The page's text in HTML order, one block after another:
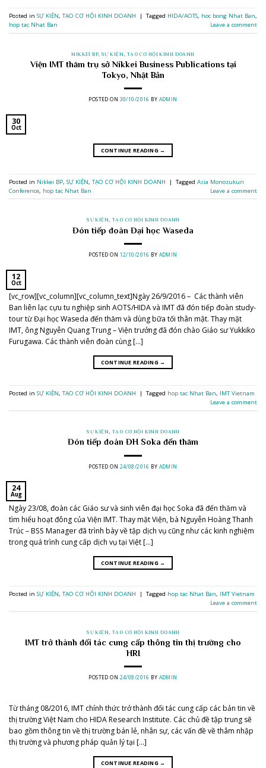
Posted in SỰ KIỆN, TẠO CƠ HỘI KINH DOANH | Tagged HIDA/AOTS, hoc bong Nhat Ban,
hop tac Nhat Ban
Leave a comment
NIKKEI BP, SỰ KIỆN TẠO CƠ HỘI KINH DOANH
Viện IMT thăm trụ sở Nikkei Business Publications tại
Tokyo, Nhật Bản
POSTED ON 30/10/2016 BY ADMIN
30
Oct
CONTINUE READING →
Posted in Nikkei BP, SỰ KIỆN, TẠO CƠ HỘI KINH DOANH | Tagged Asia Monozukuri
Conference, hop tac Nhat Ban Leave a comment
SỰ KIỆN , TẠO CƠ HỘI KINH DOANH
Đón tiếp đoàn Đại học Waseda
POSTED ON 12/10/2016 BY ADMIN
12
Oct
[vc_row][vc_column][vc_column_text]Ngày 26/9/2016 – Các thành viên
Ban liên lạc cựu tu nghiệp sinh AOTS/HIDA và IMT đã đón tiếp đoàn study-
tour từ Đại học Waseda đến thăm và dùng bữa tối thân mật. Thay mặt
IMT, ông Nguyễn Quang Trung – Viện trưởng đã đón chào Giáo sư Yukkiko
Furugawa. Các thành viên đoàn cùng […]
CONTINUE READING →
Posted in SỰ KIỆN, TẠO CƠ HỘI KINH DOANH | Tagged hop tac Nhat Ban, IMT Vietnam
Leave a comment
SỰ KIỆN , TẠO CƠ HỘI KINH DOANH
Đón tiếp đoàn ĐH Soka đến thăm
POSTED ON 24/08/2016 BY ADMIN
24
Aug
Ngày 23/08, đoàn các Giáo sư và sinh viên đại học Soka đã đến thăm và
tìm hiểu hoạt đông của Viện IMT. Thay mặt Viện, bà Nguyễn Hoàng Thanh
Trúc – BSS Manager đã trình bày về tập dịch vụ cũng như các kinh nghiệm
trong quá trình cung cấp dịch vụ tại Việt […]
CONTINUE READING →
Posted in SỰ KIỆN, TẠO CƠ HỘI KINH DOANH | Tagged hop tac Nhat Ban, IMT Vietnam
Leave a comment
SỰ KIỆN TẠO CƠ HỘI KINH DOANH
IMT trở thành đối tác cung cấp thông tin thị trường cho
HRI
POSTED ON 24/08/2016 BY ADMIN
Từ tháng 08/2016, IMT chính thức trở thành đối tác cung cấp các bản tin về
thị trường Việt Nam cho HIDA Research Institute. Các chủ đề tập trung sẽ
bao gồm thông tin về thị trường bán lẻ, nhân sự, các vấn đề về thâm nhập
thị trường và phương pháp quản lý tại […]
CONTINUE READING →